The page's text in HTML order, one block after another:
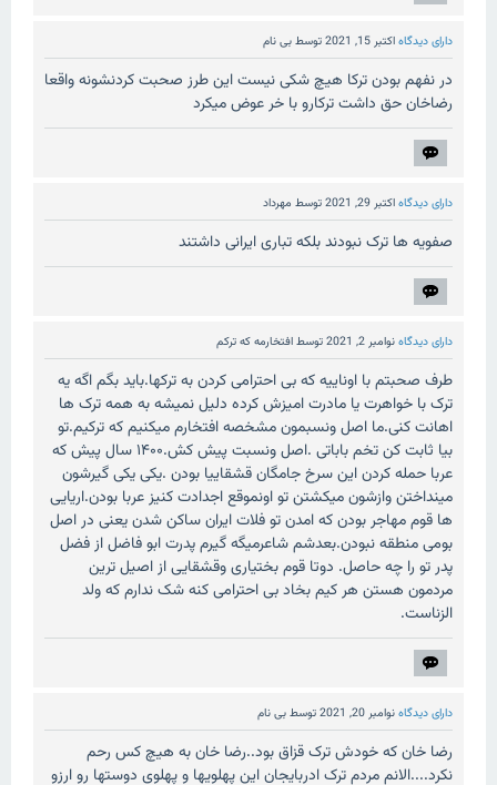
دارای دیدگاهاکتبر 15, 2021 توسطبی نام
در نفهم بودن ترکا هیچ شکی نیست این طرز صحبت کردنشونه واقعا
رضاخان حق داشت ترکارو با خر عوض میکرد
دارای دیدگاهاکتبر 29, 2021 توسط مهرداد
صفویه ها ترک نبودند بلکه تباری ایرانی داشتند
دارای دیدگاهنوامبر 2, 2021 توسطافتخارمه که ترکم
طرف صحبتم با اوناییه که بی احترامی کردن به ترکها.باید بگم اگه یه
ترک با خواهرت یا مادرت امیزش کرده دلیل نمیشه به همه ترک ها
اهانت کنی.ما اصل ونسبمون مشخصه افتخارم میکنیم که ترکیم.تو
بیا ثابت کن تخم باباتی .اصل ونسبت پیش کش.۱۴۰۰ سال پیش که
عربا حمله کردن این سرخ جامگان قشقاییا بودن .یکی یکی گیرشون
مینداختن وازشون میکشتن تو اونموقع اجدادت کنیز عربا بودن.اریایی
ها قوم مهاجر بودن که امدن تو فلات ایران ساکن شدن یعنی در اصل
بومی منطقه نبودن.بعدشم شاعرمیگه گیرم پدرت ابو فاضل از فضل
پدر تو را چه حاصل. دوتا قوم بختیاری وقشقایی از اصیل ترین
مردمون هستن هر کیم بخاد بی احترامی کنه شک ندارم که ولد
الزناست.
دارای دیدگاهنوامبر 20, 2021 توسطبی نام
رضا خان که خودش ترک قزاق بود..رضا خان به هیچ کس رحم
نکرد....الانم مردم ترک ادربایجان این پهلویها و پهلوی دوستها رو ارزو